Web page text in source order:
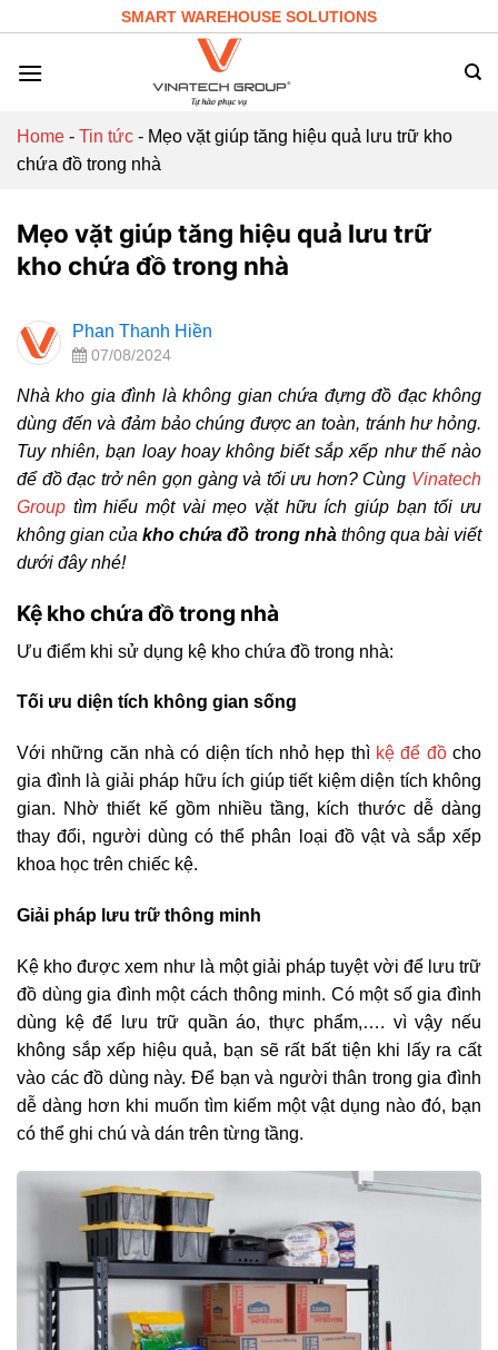
content
SMART WAREHOUSE SOLUTIONS
Home - Tin tức - Mẹo vặt giúp tăng hiệu quả lưu trữ kho
chứa đồ trong nhà
Mẹo vặt giúp tăng hiệu quả lưu trữ
kho chứa đồ trong nhà
Phan Thanh Hiền
07/08/2024
Nhà kho gia đình là không gian chứa đựng đồ đạc không
dùng đến và đảm bảo chúng được an toàn, tránh hư hỏng.
Tuy nhiên, bạn loay hoay không biết sắp xếp như thế nào
để đồ đạc trở nên gọn gàng và tối ưu hơn? Cùng Vinatech
Group tìm hiểu một vài mẹo vặt hữu ích giúp bạn tối ưu
không gian củakho chứa đồ trong nhàthông qua bài viết
dưới đây nhé!
Kệ kho chứa đồ trong nhà
Ưu điểm khi sử dụng kệ kho chứa đồ trong nhà:
Tối ưu diện tích không gian sống
Với những căn nhà có diện tích nhỏ hẹp thì kệ để đồcho
gia đình là giải pháp hữu ích giúp tiết kiệm diện tích không
gian. Nhờ thiết kế gồm nhiều tầng, kích thước dễ dàng
thay đổi, người dùng có thể phân loại đồ vật và sắp xếp
khoa học trên chiếc kệ.
Giải pháp lưu trữ thông minh
Kệ kho được xem như là một giải pháp tuyệt vời để lưu trữ
đồ dùng gia đình một cách thông minh. Có một số gia đình
dùng kệ để lưu trữ quần áo, thực phẩm,…. vì vậy nếu
không sắp xếp hiệu quả, bạn sẽ rất bất tiện khi lấy ra cất
vào các đồ dùng này. Để bạn và người thân trong gia đình
dễ dàng hơn khi muốn tìm kiếm một vật dụng nào đó, bạn
có thể ghi chú và dán trên từng tầng.